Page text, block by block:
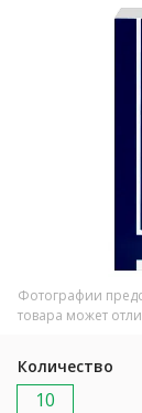
Фотографии
товара может
Количество
10